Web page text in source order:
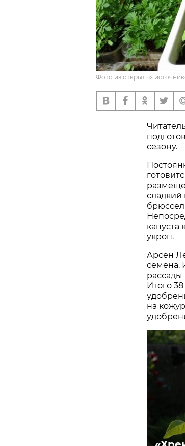
Фото из открытых
сезону.
сладкий
капуста
укроп.
Арсен
семена.
рассады
Итого
на